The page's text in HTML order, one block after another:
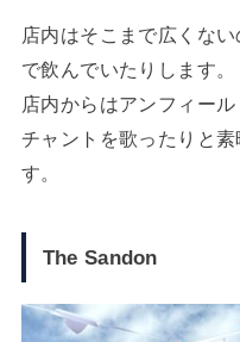
店内はそこまで広くな
で飲んでいたりします。
店内からはアンフィー
チャントを歌ったりと
す。
The Sandon